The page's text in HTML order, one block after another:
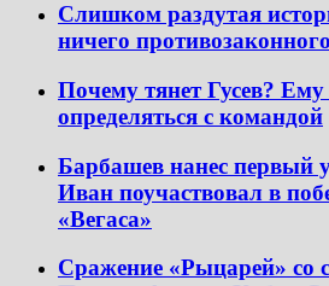
Слишком раздутая
ничего
Почему тянет Гусев?
определяться с командой
Барбашев нанес первый
Иван поучаствовал в
«Вегаса»
Сражение «Рыцарей» со